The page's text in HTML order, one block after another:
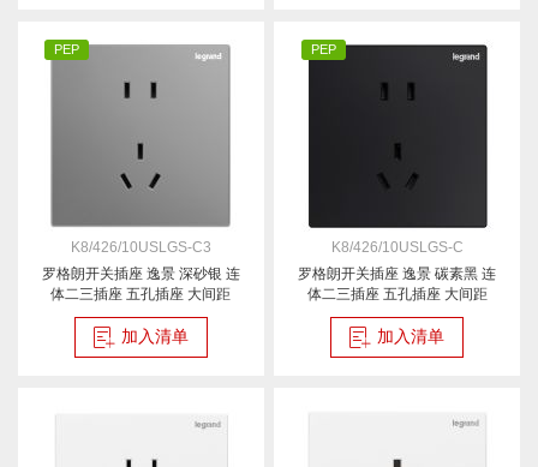
PEP
K8/426/10USLGS-C3
罗格朗开关插座 逸景 深砂银 连
体二三插座 五孔插座 大间距
10A
加入清单
PEP
K8/426/10USLGS-C
罗格朗开关插座 逸景 碳素黑 连
体二三插座 五孔插座 大间距
10A
加入清单